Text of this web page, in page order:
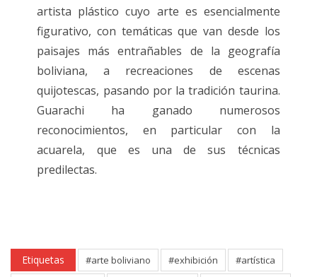
artista plástico cuyo arte es esencialmente
figurativo, con temáticas que van desde los
paisajes más entrañables de la geografía
boliviana, a recreaciones de escenas
quijotescas, pasando por la tradición taurina.
Guarachi ha ganado numerosos
reconocimientos, en particular con la
acuarela, que es una de sus técnicas
predilectas.
Etiquetas #arte boliviano #exhibición
#artística